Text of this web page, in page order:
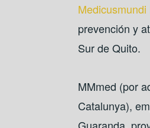
prevención y
Sur de Quito.
MMmed (por
Catalunya),